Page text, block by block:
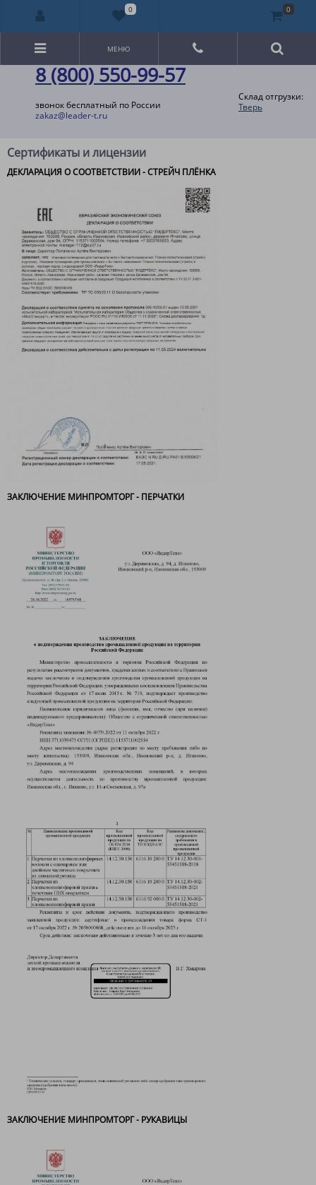
8 (800) 550-99-57
звонок бесплатный по России
zakaz@leader-t.ru
Склад отгрузки:
Тверь
МЕНЮ
Сертификаты и лицензии
ДЕКЛАРАЦИЯ О СООТВЕТСТВИИ - СТРЕЙЧ ПЛЁНКА
ЗАКЛЮЧЕНИЕ МИНПРОМТОРГ - ПЕРЧАТКИ
ЗАКЛЮЧЕНИЕ МИНПРОМТОРГ - РУКАВИЦЫ
0 0